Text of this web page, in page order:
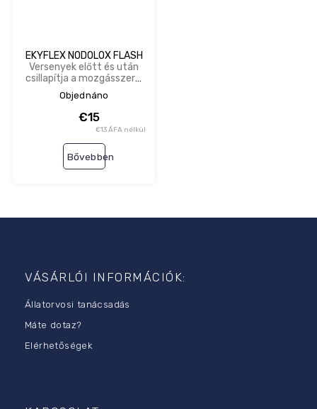
EKYFLEX NODOLOX FLASH
Versenyek előtt és után
csillapítja a mozgásszervi
fájdalmakat
Objednáno
€13 ÁFA nélkül
€15
Bővebben
VÁSÁRLÓI INFORMÁCIÓK:
Állatorvosi tanácsadás
Máte dotaz?
Elérhetőségek